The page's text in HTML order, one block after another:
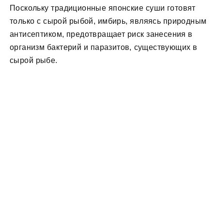
Поскольку традиционные японские суши готовят
только с сырой рыбой, имбирь, являясь природным
антисептиком, предотвращает риск занесения в
организм бактерий и паразитов, существующих в
сырой рыбе.